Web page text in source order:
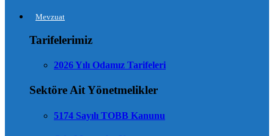
Mevzuat
Tarifelerimiz
2026 Yılı Odamız Tarifeleri
Sektöre Ait Yönetmelikler
5174 Sayılı TOBB Kanunu